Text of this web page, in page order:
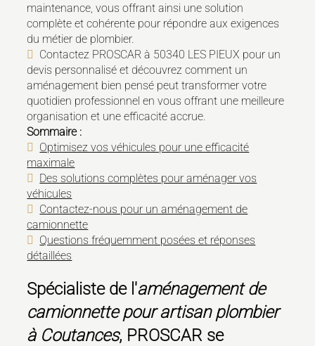
maintenance, vous offrant ainsi une solution
complète et cohérente pour répondre aux exigences
du métier de plombier.
Contactez PROSCAR à 50340 LES PIEUX pour un
devis personnalisé et découvrez comment un
aménagement bien pensé peut transformer votre
quotidien professionnel en vous offrant une meilleure
organisation et une efficacité accrue.
Sommaire :
Optimisez vos véhicules pour une efficacité
maximale
Des solutions complètes pour aménager vos
véhicules
Contactez-nous pour un aménagement de
camionnette
Questions fréquemment posées et réponses
détaillées
Spécialiste de l'aménagement de
camionnette pour artisan plombier
à Coutances, PROSCAR se